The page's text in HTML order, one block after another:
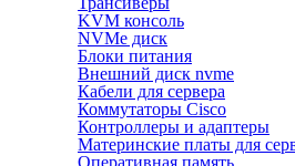
KVM консоль
NVMe диск
Блоки питания
Внешний диск nvme
Кабели для сервера
Коммутаторы Cisco
Контроллеры и адаптеры
Материнские платы для
Оперативная память